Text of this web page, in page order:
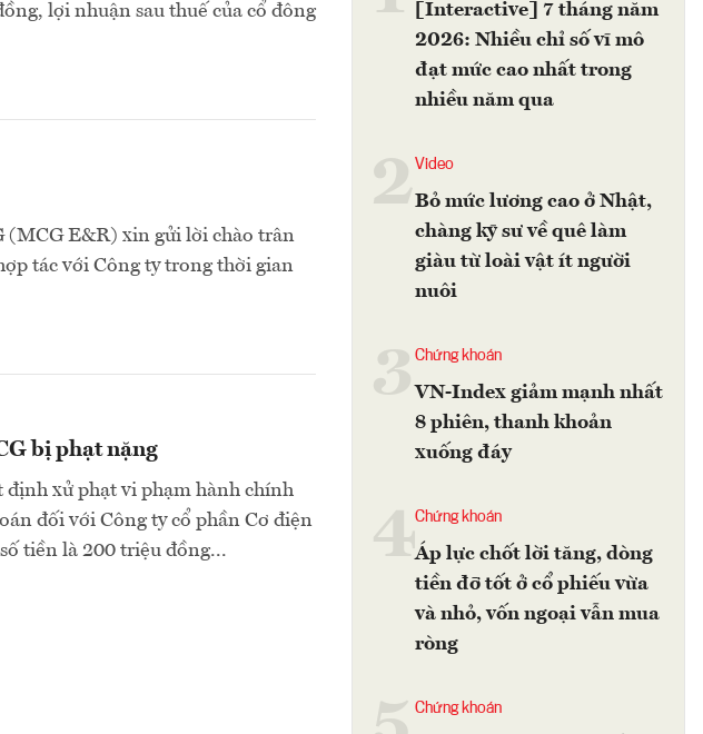
lợi nhuận sau thuế của cổ đông
(MCG E&R) xin gửi lời chào trân
tác với Công ty trong thời gian
bị phạt nặng
định xử phạt vi phạm hành chính
đối với Công ty cổ phần Cơ điện
tiền là 200 triệu đồng...
[Interactive] 7 tháng năm
2026: Nhiều chỉ số vĩ mô
đạt mức cao nhất trong
nhiều năm qua
2Video
Bỏ mức lương cao ở Nhật,
chàng kỹ sư về quê làm
giàu từ loài vật ít người
nuôi
Chứng khoán
VN-Index giảm mạnh nhất
8 phiên, thanh khoản
xuống đáy
4Chứng khoán
Áp lực chốt lời tăng, dòng
tiền đỡ tốt ở cổ phiếu vừa
và nhỏ, vốn ngoại vẫn mua
ròng
Chứng khoán